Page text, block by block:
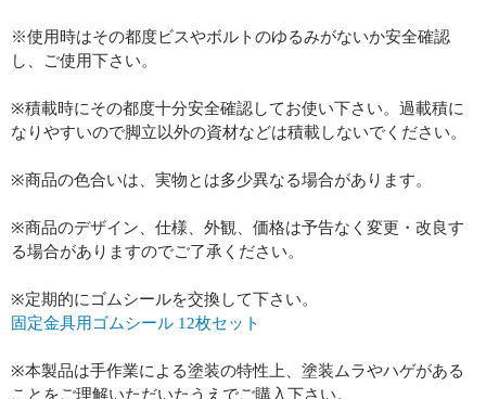
※使用時はその都度ビスやボルトのゆるみがないか安全確認
し、ご使用下さい。
※積載時にその都度十分安全確認してお使い下さい。過載積に
なりやすいので脚立以外の資材などは積載しないでください。
※商品の色合いは、実物とは多少異なる場合があります。
※商品のデザイン、仕様、外観、価格は予告なく変更・改良す
る場合がありますのでご了承ください。
※定期的にゴムシールを交換して下さい。
固定金具用ゴムシール 12枚セット
※本製品は手作業による塗装の特性上、塗装ムラやハゲがある
ことをご理解いただいたうえでご購入下さい。